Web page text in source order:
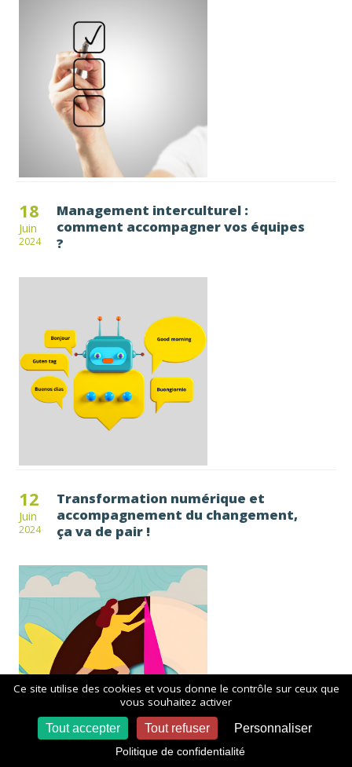
18
Juin
2024
Management interculturel :
comment accompagner vos équipes
?
12
Juin
2024
Transformation numérique et
accompagnement du changement,
ça va de pair !
03
Podcast : "Regards croisés autour
de la digitalisation des RH"
Ce site utilise des cookies et vous donne le contrôle sur ceux que
vous souhaitez activer
Tout accepter Tout refuser Personnaliser
Politique de confidentialité